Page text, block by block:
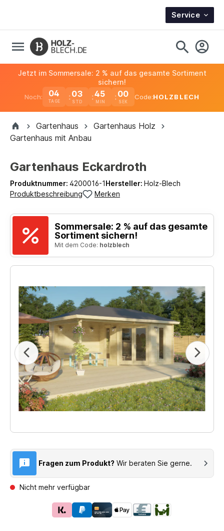
Service
Noch: 04
TAGE
03 44 59
Jetzt im Sommersale: 2 % auf das gesamte Sortiment
sichern!
Code:HOLZBLECH
Gartenhaus
Gartenhaus Holz
Gartenhaus mit Anbau
Gartenhaus Eckardroth
Produktnummer: 4200016-1Hersteller: Holz-Blech
Produktbeschreibung
Merken
Sommersale: 2 % auf das gesamte
Sortiment sichern!
Mit dem Code: holzblech
Fragen zum Produkt? Wir beraten Sie gerne.
Nicht mehr verfügbar